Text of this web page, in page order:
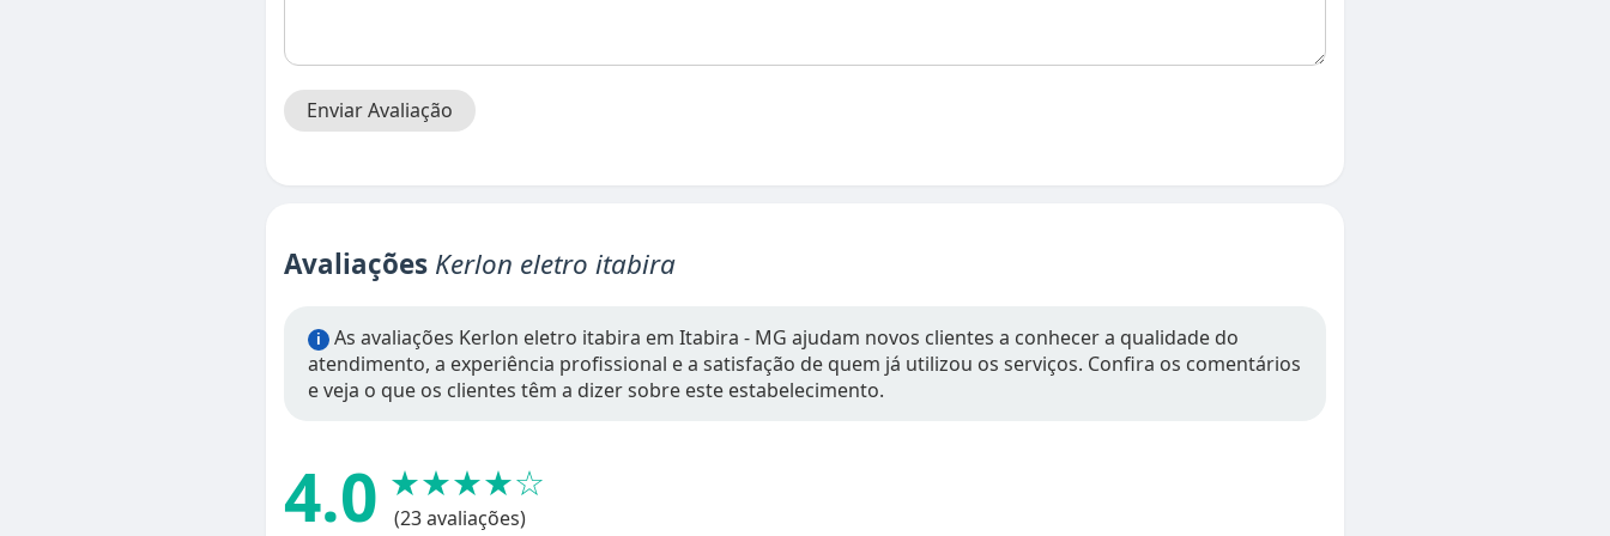
Enviar Avaliação
Avaliações Kerlon eletro itabira
i
As avaliações Kerlon eletro itabira em Itabira - MG ajudam novos clientes a conhecer a qualidade do
atendimento, a experiência profissional e a satisfação de quem já utilizou os serviços. Confira os comentários
e veja o que os clientes têm a dizer sobre este estabelecimento.
4.0 ★★★★☆
(23 avaliações)